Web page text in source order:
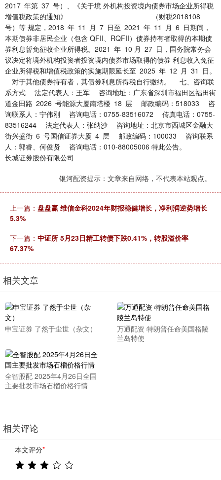
2017 年第 37 号）、《关于境 外机构投资境内债券市场企业所得税
增值税政策的通知》 （财税2018108
号）等 规定，2018 年 11 月 7 日至 2021 年 11 月 6 日期间，
本期债券非居民企业（包含 QFII、RQFII）债券持有者取得的本期债
券利息暂免征收企业所得税。2021 年 10 月 27 日，国务院常务会
议决定将境外机构投资者投资境内债券市场取得的债券 利息收入免征
企业所得税和增值税政策的实施期限延长至 2025 年 12 月 31 日。
对于其他债券持有者，其债券利息所得税自行缴纳。 七、咨询联
系方式 法定代表人：王军 咨询地址：广东省深圳市福田区福田街
道金田路 2026 号能源大厦南塔楼 18 层 邮政编码：518033 咨
询联系人：宁伟刚 咨询电话：0755-83516072 传真电话：0755-
83516244 法定代表人：张纳沙 咨询地址：北京市西城区金融大
街兴盛街 6 号国信证券大厦 4 层 邮政编码：100033 咨询联系
人：郭睿、何俊贤 咨询电话：010-88005006 特此公告。
长城证券股份有限公司
银河配资提示：文章来自网络，不代表本站观点。
上一篇： 盘盘赢 维信金科2024年财报稳健增长，净利润逆势增长
5.3%
下一篇： 中证所 5月23日精工转债下跌0.41%，转股溢价率
67.37%
相关文章
申宝证券 了然于尘世（杂文）
万通配资 特朗普任命美国格陵
兰岛特使
全智股配 2025年4月26日全国
主要批发市场石榴价格行情
相关评论
本文评分*